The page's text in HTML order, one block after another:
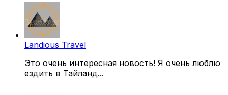
Landious Travel
Это очень интересная новость! Я очень люблю
ездить в Тайланд...